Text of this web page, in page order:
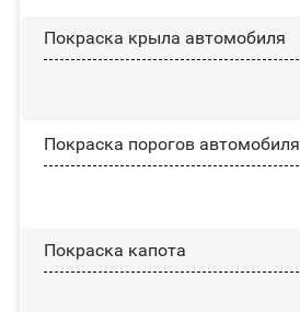
Покраска крыла автомобиля
Покраска порогов автомобиля
Покраска капота